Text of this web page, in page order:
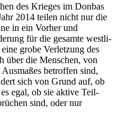
des Krieges im Donbas
2014 teilen nicht nur die
in ein Vorher und
für die gesamte west­li­
grobe Ver­let­zung des
über die Men­schen, von
betrof­fen sind,
sich von Grund auf, ob
egal, ob sie aktive Teil­
sind, oder nur